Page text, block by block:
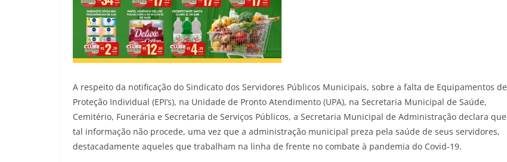
A respeito da notificação do Sindicato dos Servidores Públicos Municipais, sobre a falta de Equipamentos de
Proteção Individual (EPI’s), na Unidade de Pronto Atendimento (UPA), na Secretaria Municipal de Saúde,
Cemitério, Funerária e Secretaria de Serviços Públicos, a Secretaria Municipal de Administração declara que
tal informação não procede, uma vez que a administração municipal preza pela saúde de seus servidores,
destacadamente aqueles que trabalham na linha de frente no combate à pandemia do Covid-19.